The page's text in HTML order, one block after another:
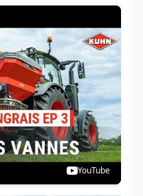
YouTube